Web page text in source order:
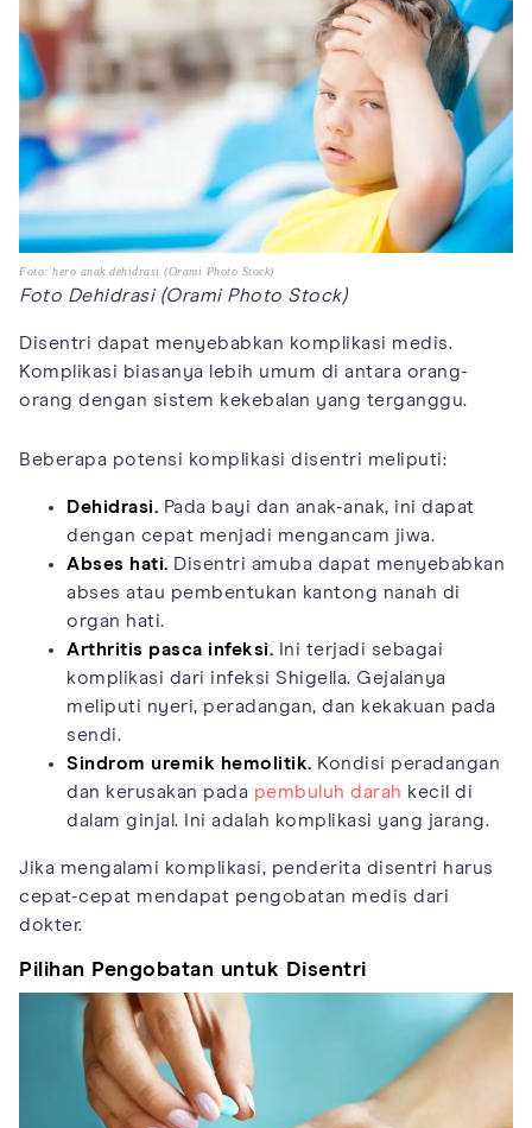
Foto: hero anak dehidrasi (Orami Photo Stock)
Foto Dehidrasi (Orami Photo Stock)
Disentri dapat menyebabkan komplikasi medis.
Komplikasi biasanya lebih umum di antara orang-
orang dengan sistem kekebalan yang terganggu.
Beberapa potensi komplikasi disentri meliputi:
Dehidrasi. Pada bayi dan anak-anak, ini dapat
dengan cepat menjadi mengancam jiwa.
Abses hati. Disentri amuba dapat menyebabkan
abses atau pembentukan kantong nanah di
organ hati.
Arthritis pasca infeksi. Ini terjadi sebagai
komplikasi dari infeksi Shigella. Gejalanya
meliputi nyeri, peradangan, dan kekakuan pada
sendi.
Sindrom uremik hemolitik. Kondisi peradangan
dan kerusakan pada pembuluh darah kecil di
dalam ginjal. Ini adalah komplikasi yang jarang.
Jika mengalami komplikasi, penderita disentri harus
cepat-cepat mendapat pengobatan medis dari
dokter.
Pilihan Pengobatan untuk Disentri